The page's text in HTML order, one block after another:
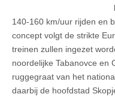
140-160 km/uur rijden en
concept volgt de strikte
treinen zullen ingezet
noordelijke Tabanovce en
ruggegraat van het
daarbij de hoofdstad